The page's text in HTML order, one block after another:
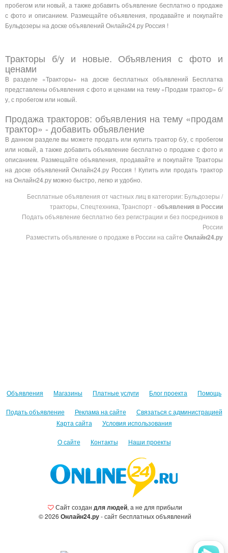
пробегом или новый, а также добавить объявление бесплатно о продаже
с фото и описанием. Размещайте объявления, продавайте и покупайте
Бульдозеры на доске объявлений Онлайн24.ру Россия !
Тракторы б/у и новые. Объявления с фото и
ценами
В разделе «Тракторы» на доске бесплатных объявлений Бесплатка
представлены объявления с фото и ценами на тему «Продам трактор» б/
у, с пробегом или новый.
Продажа тракторов: объявления на тему «продам
трактор» - добавить объявление
В данном разделе вы можете продать или купить трактор б/у, с пробегом
или новый, а также добавить объявление бесплатно о продаже с фото и
описанием. Размещайте объявления, продавайте и покупайте Тракторы
на доске объявлений Онлайн24.ру Россия ! Купить или продать трактор
на Онлайн24.ру можно быстро, легко и удобно.
Бесплатные объявления от частных лиц в категории: Бульдозеры /
тракторы, Спецтехника, Транспорт -объявления в России
Подать объявление бесплатно без регистрации и без посредников в
России
Разместить объявление о продаже в России на сайте Онлайн24.ру
Объявления Магазины Платные услуги Блог проекта Помощь
Подать объявление Реклама на сайте
Связаться с администрацией
Карта сайта
Условия использования
О сайте Контакты Наши проекты
Сайт создан для людей, а не для прибыли
© 2026 Онлайн24.ру- сайт бесплатных объявлений